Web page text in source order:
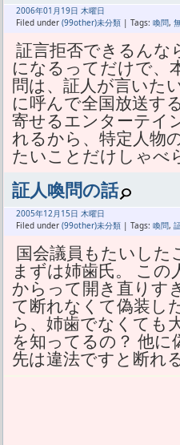
2006年01月 19日 木曜日
Filed under (99other)未分類 | Tags: 喚問,
証言拒否できるんな
になるってだけで、
問は、証人が言いた
に呼んで全国放送す
寄せるエンターテイ
れるから、特定人物
たいことだけしゃべ
証人喚問の話
2005年12月 15日 木曜日
Filed under (99other)未分類 | Tags: 喚問,
国会議員もたいし
まずは姉歯氏。 こ
からって開き直りす
て断れなくて偽装し
ら、姉歯でなくても
を知ってるの？ 他
先は違法ですと断れ